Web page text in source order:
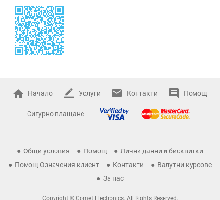
Начало Услуги Контакти Помощ
Сигурно плащане
Общи условия Помощ
Лични данни и бисквитки
Помощ Означения клиент
Контакти
Валутни курсове
За нас
Copyright © Comet Electronics. All Rights Reserved.